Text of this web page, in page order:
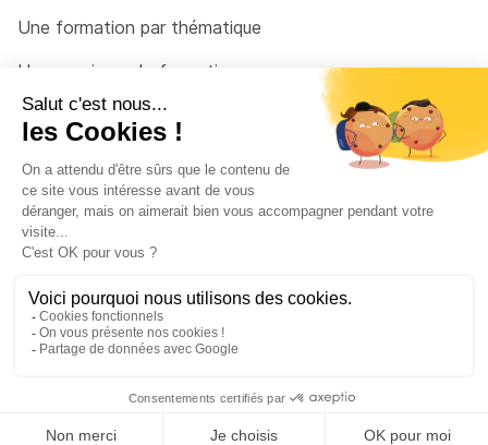
Une formation par thématique
Un organisme de formation
Un conseiller
© 2026 - Côté Formations - par Via Compétences
Menu Pied de page
Mentions Légales
Politique de confidentialité